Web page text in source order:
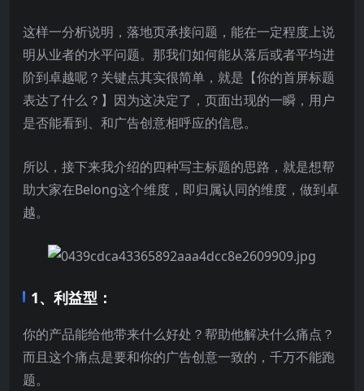
这样一分析说明，落地页承接问题，能在一定程度上说
明从业者的水平问题。那我们如何能从落后或者平均进
阶到卓越呢？关键点其实很简单，就是【你的首屏标题
表达了什么？】因为这决定了，页面出现的一瞬，用户
是否能看到、和广告创意相呼应的信息。
所以，接下来我介绍的四种写主标题的思路，就是想帮
助大家在Belong这个维度，即归属认同的维度，做到卓
越。
1、利益型：
你的产品能给他带来什么好处？帮助他解决什么痛点？
而且这个痛点是要和你的广告创意一致的，千万不能跑
题。